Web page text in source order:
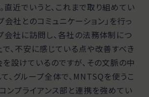
直近でいうと、これまで取り組めてい
会社とのコミュニケーション」を行っ
会社に訪問し、各社の法務体制につ
、不安に感じている点や改善すべき
設けているのですが、その文脈の中
、グループ全体で、MNTSQを使うこ
ンプライアンス部と連携を強めてい